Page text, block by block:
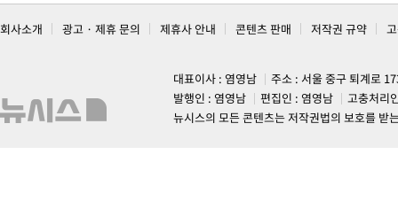
회사소개 광고 · 제휴 문의 제휴사 안내 콘텐츠 판매 저작권 규약
대표이사 : 염영남
주소 : 서울 중구 퇴계로
발행인 : 염영남
편집인 : 염영남
고충처리
뉴시스의 모든 콘텐츠는 저작권법의 보호를